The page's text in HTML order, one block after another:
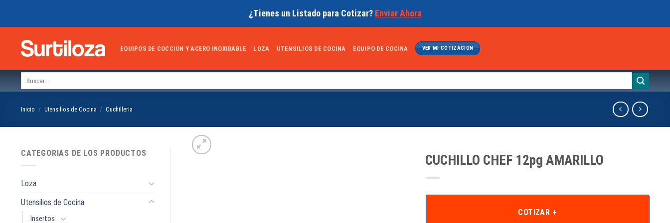
¿Tienes un Listado para Cotizar? Enviar Ahora
EQUIPOS DE COCCION Y ACERO INOXIDABLE LOZA UTENSILIOS DE COCINA EQUIPO DE COCINA VER MI COTIZACION
Inicio / Utensilios de Cocina / Cuchilleria
CATEGORIAS DE LOS PRODUCTOS
Loza
Utensilios de Cocina
Insertos
CUCHILLO CHEF 12pg AMARILLO
COTIZAR +